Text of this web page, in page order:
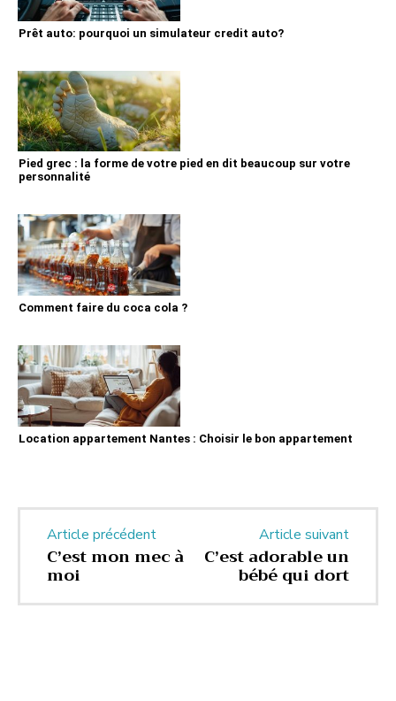
Prêt auto: pourquoi un simulateur credit auto?
Pied grec : la forme de votre pied en dit beaucoup sur votre
personnalité
Comment faire du coca cola ?
Location appartement Nantes : Choisir le bon appartement
Article précédent
C’est mon mec à
moi
Article suivant
C’est adorable un
bébé qui dort